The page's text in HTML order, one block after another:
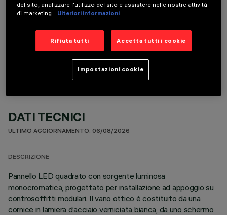
COMPONENTI OPZIONALI
DATI TECNICI
ULTIMO AGGIORNAMENTO: 06/08/2026
DESCRIZIONE
Pannello LED quadrato con sorgente luminosa
monocromatica, progettato per installazione ad appoggio su
controsoffitti modulari. Il vano ottico è costituito da una
cornice in lamiera d’acciaio verniciata bianca, da uno schermo
del sito, analizzare l'utilizzo del sito e assistere nelle nostre attività
di marketing.
Ulteriori informazioni
Rifiuta tutti Accetta tutti i cookie
Impostazioni cookie